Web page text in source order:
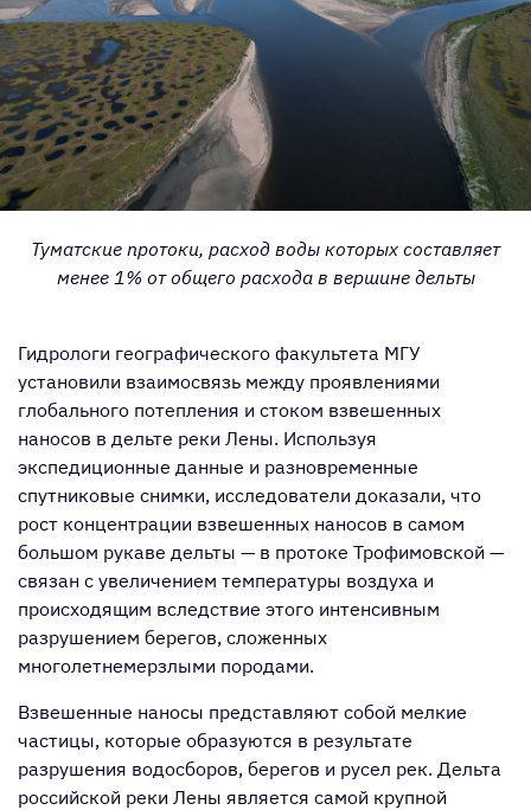
Туматские протоки, расход воды которых составляет
менее 1% от общего расхода в вершине дельты
Гидрологи географического факультета МГУ
установили взаимосвязь между проявлениями
глобального потепления и стоком взвешенных
наносов в дельте реки Лены. Используя
экспедиционные данные и разновременные
спутниковые снимки, исследователи доказали, что
рост концентрации взвешенных наносов в самом
большом рукаве дельты — в протоке Трофимовской —
связан с увеличением температуры воздуха и
происходящим вследствие этого интенсивным
разрушением берегов, сложенных
многолетнемерзлыми породами.
Взвешенные наносы представляют собой мелкие
частицы, которые образуются в результате
разрушения водосборов, берегов и русел рек. Дельта
российской реки Лены является самой крупной